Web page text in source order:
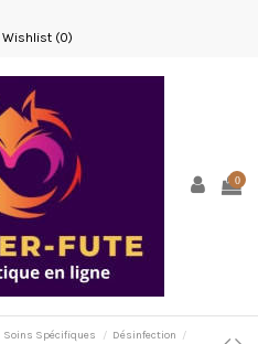
Wishlist (0)
0
Soins Spécifiques
Désinfection